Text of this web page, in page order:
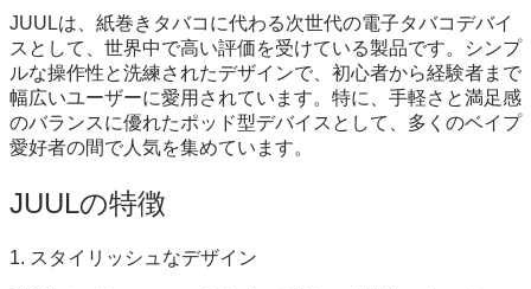
JUULは、紙巻きタバコに代わる次世代の電子タバコデバイ
スとして、世界中で高い評価を受けている製品です。シンプ
ルな操作性と洗練されたデザインで、初心者から経験者まで
幅広いユーザーに愛用されています。特に、手軽さと満足感
のバランスに優れたポッド型デバイスとして、多くのベイプ
愛好者の間で人気を集めています。
JUULの特徴
1. スタイリッシュなデザイン